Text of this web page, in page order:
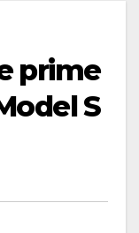
prime
S